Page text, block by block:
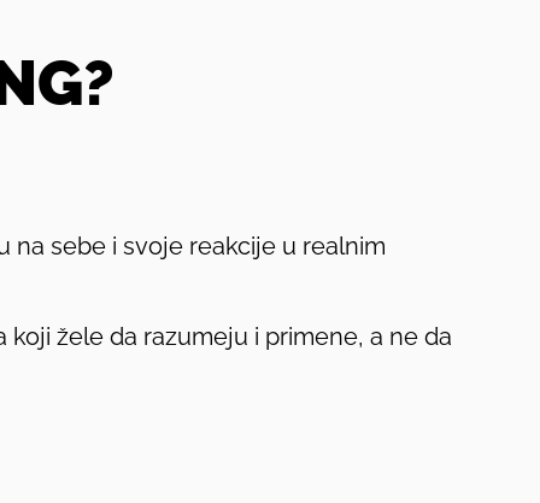
na sebe i svoje reakcije u realnim
žele da razumeju i primene, a ne da